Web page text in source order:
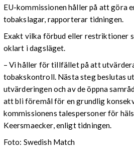
EU-kommissionen håller på att göra
tobakslagar, rapporterar tidningen.
Exakt vilka förbud eller restriktioner
oklart i dagsläget.
– Vi håller för tillfället på att
tobakskontroll. Nästa steg beslutas
utvärderingen och av de öppna
att bli föremål för en grundlig
kommissionens talespersoner för
Keersmaecker, enligt tidningen.
Foto: Swedish Match